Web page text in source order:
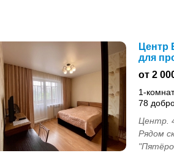
Центр
для
от 2
1-
78
Центр.
Рядом